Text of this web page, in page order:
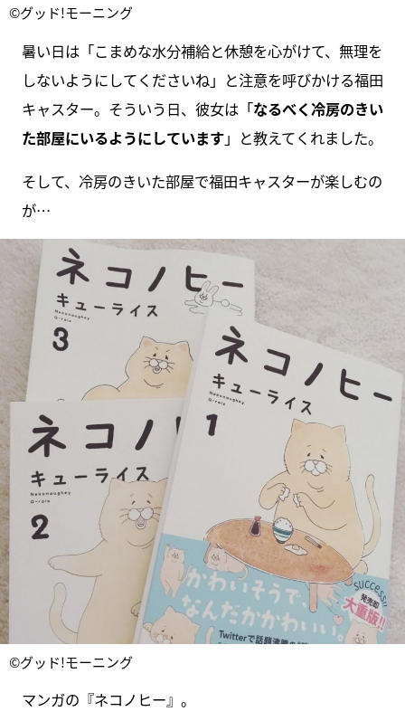
©グッド!モーニング
暑い日は「こまめな水分補給と休憩を心がけて、無理を
しないようにしてくださいね」と注意を呼びかける福田
キャスター。そういう日、彼女は「なるべく冷房のきい
た部屋にいるようにしています」と教えてくれました。
そして、冷房のきいた部屋で福田キャスターが楽しむの
が…
©グッド!モーニング
マンガの『ネコノヒー』。